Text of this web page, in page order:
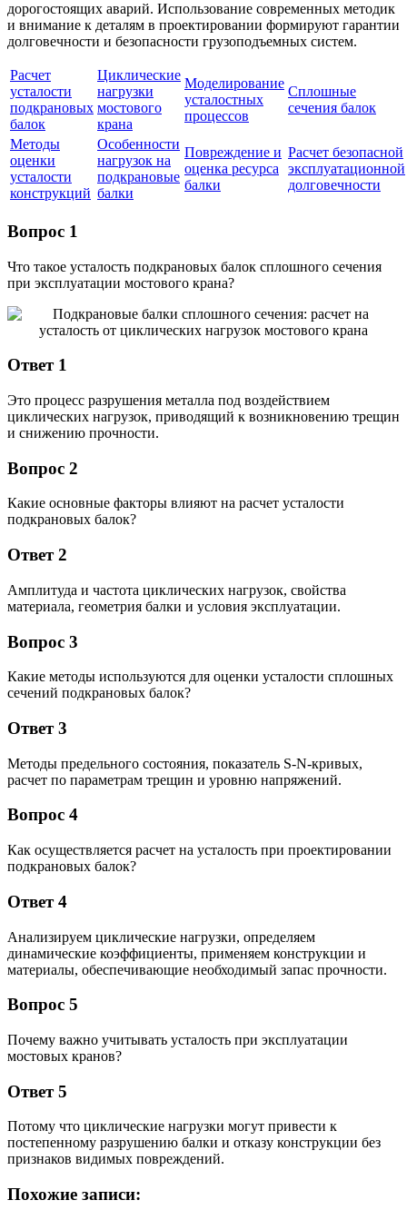
дорогостоящих аварий. Использование современных методик
и внимание к деталям в проектировании формируют гарантии
долговечности и безопасности грузоподъемных систем.
Расчет
усталости
подкрановых
балок
Циклические
нагрузки
мостового
крана
Моделирование
усталостных
процессов
Сплошные
сечения балок
Методы
оценки
усталости
конструкций
Особенности
нагрузок на
подкрановые
балки
Повреждение и
оценка ресурса
балки
Расчет безопасной
эксплуатационной
долговечности
Вопрос 1
Что такое усталость подкрановых балок сплошного сечения
при эксплуатации мостового крана?
Ответ 1
Это процесс разрушения металла под воздействием
циклических нагрузок, приводящий к возникновению трещин
и снижению прочности.
Вопрос 2
Какие основные факторы влияют на расчет усталости
подкрановых балок?
Ответ 2
Амплитуда и частота циклических нагрузок, свойства
материала, геометрия балки и условия эксплуатации.
Вопрос 3
Какие методы используются для оценки усталости сплошных
сечений подкрановых балок?
Ответ 3
Методы предельного состояния, показатель S-N-кривых,
расчет по параметрам трещин и уровню напряжений.
Вопрос 4
Как осуществляется расчет на усталость при проектировании
подкрановых балок?
Ответ 4
Анализируем циклические нагрузки, определяем
динамические коэффициенты, применяем конструкции и
материалы, обеспечивающие необходимый запас прочности.
Вопрос 5
Почему важно учитывать усталость при эксплуатации
мостовых кранов?
Ответ 5
Потому что циклические нагрузки могут привести к
постепенному разрушению балки и отказу конструкции без
признаков видимых повреждений.
Похожие записи: